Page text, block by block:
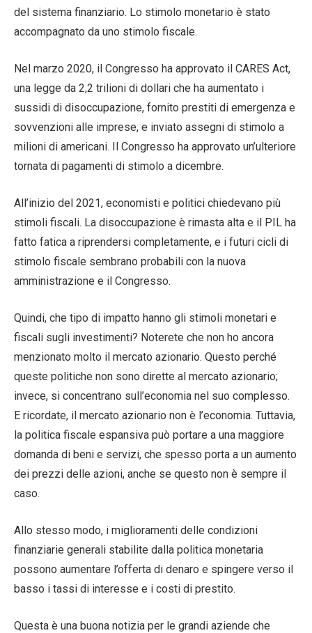
del sistema finanziario. Lo stimolo monetario è stato
accompagnato da uno stimolo fiscale.
Nel marzo 2020, il Congresso ha approvato il CARES Act,
una legge da 2,2 trilioni di dollari che ha aumentato i
sussidi di disoccupazione, fornito prestiti di emergenza e
sovvenzioni alle imprese, e inviato assegni di stimolo a
milioni di americani. Il Congresso ha approvato un’ulteriore
tornata di pagamenti di stimolo a dicembre.
All’inizio del 2021, economisti e politici chiedevano più
stimoli fiscali. La disoccupazione è rimasta alta e il PIL ha
fatto fatica a riprendersi completamente, e i futuri cicli di
stimolo fiscale sembrano probabili con la nuova
amministrazione e il Congresso.
Quindi, che tipo di impatto hanno gli stimoli monetari e
fiscali sugli investimenti? Noterete che non ho ancora
menzionato molto il mercato azionario. Questo perché
queste politiche non sono dirette al mercato azionario;
invece, si concentrano sull’economia nel suo complesso.
E ricordate, il mercato azionario non è l’economia. Tuttavia,
la politica fiscale espansiva può portare a una maggiore
domanda di beni e servizi, che spesso porta a un aumento
dei prezzi delle azioni, anche se questo non è sempre il
caso.
Allo stesso modo, i miglioramenti delle condizioni
finanziarie generali stabilite dalla politica monetaria
possono aumentare l’offerta di denaro e spingere verso il
basso i tassi di interesse e i costi di prestito.
Questa è una buona notizia per le grandi aziende che